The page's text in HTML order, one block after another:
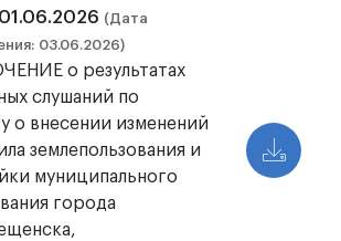
(Дата
03.06.2026)
о результатах
слушаний по
о внесении изменений
землепользования и
муниципального
города